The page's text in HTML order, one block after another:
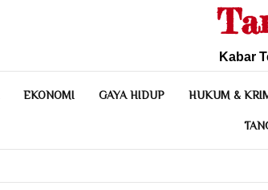
Kabar
EKONOMI GAYA HIDUP HUKUM &